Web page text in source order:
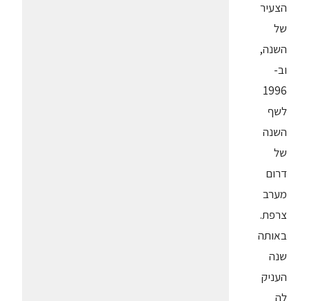
הצעיר
של
השנה,
וב-
1996
לשף
השנה
של
דרום
מערב
צרפת.
באותה
שנה
העניק
לה